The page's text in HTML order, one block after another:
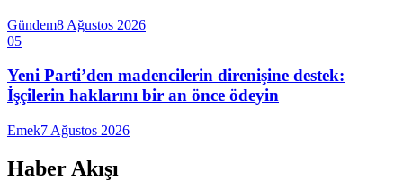
Gündem8 Ağustos 2026
05
Yeni Parti’den madencilerin direnişine destek:
İşçilerin haklarını bir an önce ödeyin
Emek7 Ağustos 2026
Haber Akışı